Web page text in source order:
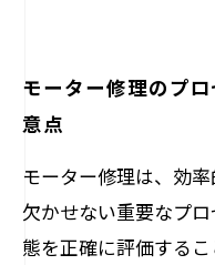
モーター修理のプ
意点
モーター修理は、効
欠かせない重要なプ
態を正確に評価する